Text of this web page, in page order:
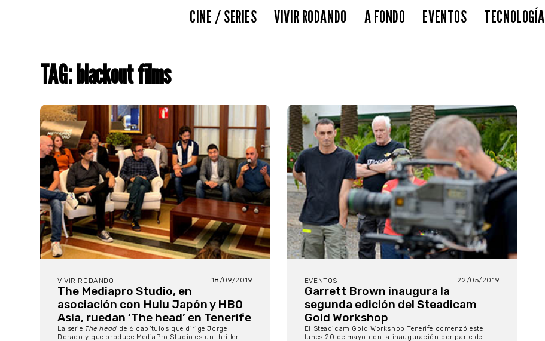
CINE / SERIES VIVIR RODANDO A FONDO EVENTOS TECNOLOGÍA
TAG: blackout films
VIVIR RODANDO 18/09/2019
The Mediapro Studio, en
asociación con Hulu Japón y HBO
Asia, ruedan ‘The head’ en Tenerife
La serie The head de 6 capítulos que dirige Jorge
Dorado y que produce MediaPro Studio es un thriller
EVENTOS 22/05/2019
Garrett Brown inaugura la
segunda edición del Steadicam
Gold Workshop
El Steadicam Gold Workshop Tenerife comenzó este
lunes 20 de mayo con la inauguración por parte del